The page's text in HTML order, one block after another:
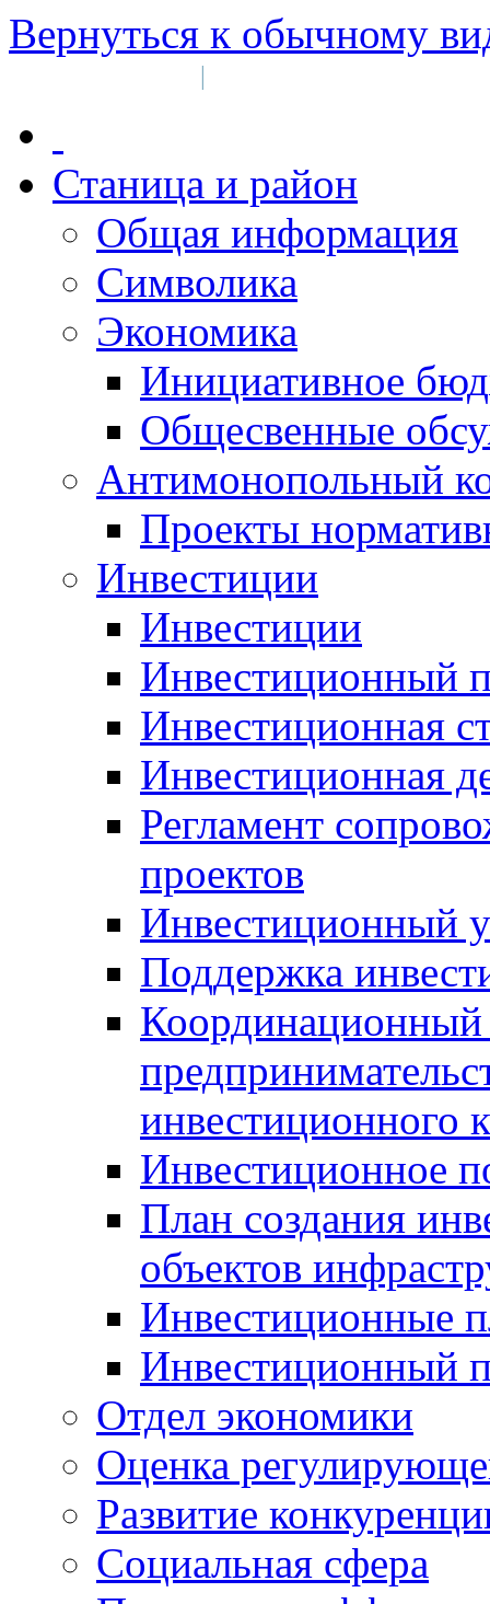
Вернуться к обычному
|
Станица и район
Общая информация
Символика
Экономика
Инициативное
Общесвенные
Антимонопольный
Проекты
Инвестиции
Инвестиции
Инвестиционный
Инвестиционная
Инвестиционная
Регламент
проектов
Инвестиционный
Поддержка
Координационный
инвестиционного
Инвестиционное
План создания
объектов
Инвестиционные
Инвестиционный
Отдел экономики
Оценка
Развитие
Социальная сфера